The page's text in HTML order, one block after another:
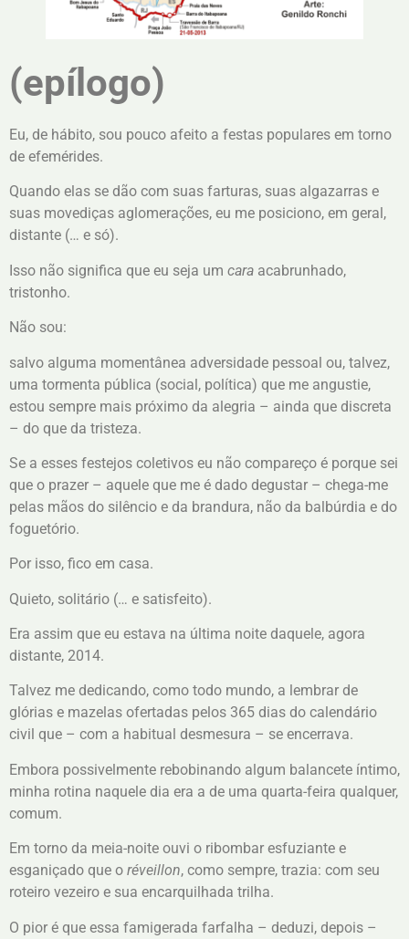
(epílogo)
Eu, de hábito, sou pouco afeito a festas populares em torno
de efemérides.
Quando elas se dão com suas farturas, suas algazarras e
suas movediças aglomerações, eu me posiciono, em geral,
distante (… e só).
Isso não significa que eu seja um cara acabrunhado,
tristonho.
Não sou:
salvo alguma momentânea adversidade pessoal ou, talvez,
uma tormenta pública (social, política) que me angustie,
estou sempre mais próximo da alegria – ainda que discreta
– do que da tristeza.
Se a esses festejos coletivos eu não compareço é porque sei
que o prazer – aquele que me é dado degustar – chega-me
pelas mãos do silêncio e da brandura, não da balbúrdia e do
foguetório.
Por isso, fico em casa.
Quieto, solitário (… e satisfeito).
Era assim que eu estava na última noite daquele, agora
distante, 2014.
Talvez me dedicando, como todo mundo, a lembrar de
glórias e mazelas ofertadas pelos 365 dias do calendário
civil que – com a habitual desmesura – se encerrava.
Embora possivelmente rebobinando algum balancete íntimo,
minha rotina naquele dia era a de uma quarta-feira qualquer,
comum.
Em torno da meia-noite ouvi o ribombar esfuziante e
esganiçado que o réveillon, como sempre, trazia: com seu
roteiro vezeiro e sua encarquilhada trilha.
O pior é que essa famigerada farfalha – deduzi, depois –